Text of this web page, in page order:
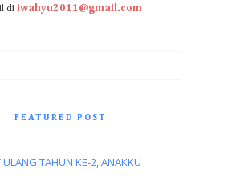
di iwahyu2011@gmail.com
FEATURED POST
ULANG TAHUN KE-2, ANAKKU